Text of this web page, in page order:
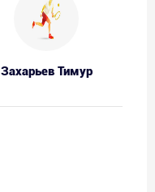
Захарьев Тимур